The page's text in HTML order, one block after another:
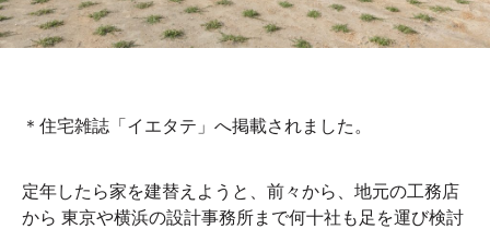
＊住宅雑誌「イエタテ」へ掲載されました。
定年したら家を建替えようと、前々から、地元の工務店
から 東京や横浜の設計事務所まで何十社も足を運び検討